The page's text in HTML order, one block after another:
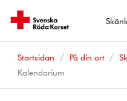
Startsidan På din ort
Kalendarium